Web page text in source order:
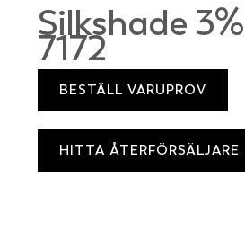
Silkshade
7172
BESTÄLL VARUPROV
HITTA ÅTERFÖRSÄLJARE